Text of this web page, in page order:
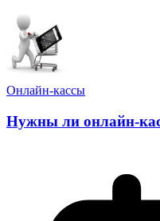
Онлайн-кассы
Нужны ли онлайн-